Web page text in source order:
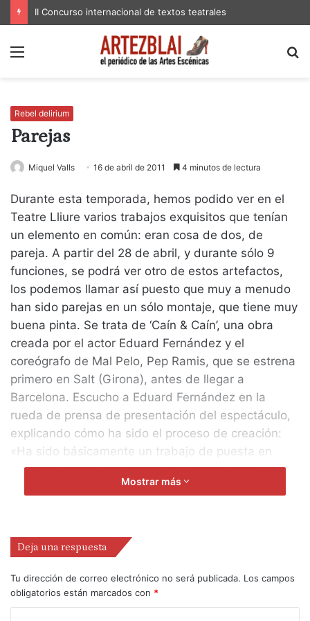
II Concurso internacional de textos teatrales
Menú
Rebel delirium
Parejas
Miquel Valls 16 de abril de 2011 4 minutos de lectura
Durante esta temporada, hemos podido ver en el
Teatre Lliure varios trabajos exquisitos que tenían
un elemento en común: eran cosa de dos, de
pareja. A partir del 28 de abril, y durante sólo 9
funciones, se podrá ver otro de estos artefactos,
los podemos llamar así puesto que muy a menudo
han sido parejas en un sólo montaje, que tiene muy
buena pinta. Se trata de ‘Caín & Caín’, una obra
creada por el actor Eduard Fernández y el
coreógrafo de Mal Pelo, Pep Ramis, que se estrena
primero en Salt (Girona), antes de llegar a
Barcelona. Escucho a Eduard Fernández en la
rueda de prensa de presentación del espectáculo,
explicando cómo ha sido el proceso de creación:
«Ha sido básicamente un trabajo de puesta en
común, de acoplamiento, sin dejar que intervinieran
demasiado los egos de cada uno». Es posible que
algunos de estos espectáculos de naturaleza dual
que han pasado por el Lliure últimamente, y que
son ejemplo de extraordinadiors acoplamientos
escénicos.
Mostrar más
Deja una respuesta
Tu dirección de correo electrónico no será publicada. Los campos
obligatorios están marcados con *